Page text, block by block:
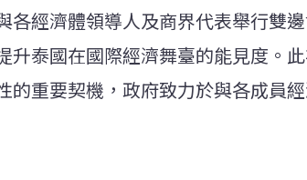
各經濟體領導人及商界代表舉行雙
升泰國在國際經濟舞臺的能見度。
的重要契機，政府致力於與各成員